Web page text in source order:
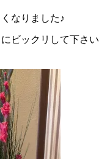
なりました♪
ビックリして下さい